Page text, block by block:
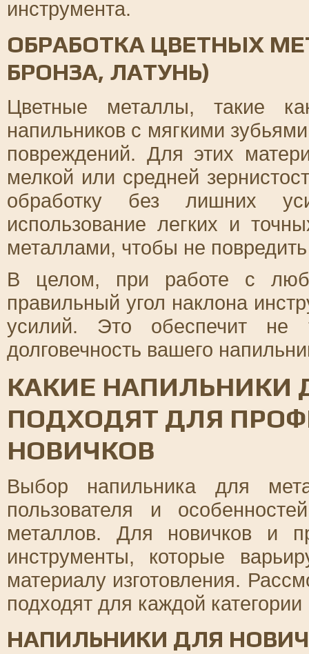
инструмента.
ОБРАБОТКА ЦВЕТНЫХ
БРОНЗА, ЛАТУНЬ)
Цветные металлы, такие
напильников с мягкими
повреждений. Для этих
мелкой или средней
обработку без лишних
использование легких и
металлами, чтобы не
В целом, при работе с
правильный угол наклона
усилий. Это обеспечит не
долговечность вашего
КАКИЕ НАПИЛЬНИКИ
ПОДХОДЯТ ДЛЯ
НОВИЧКОВ
Выбор напильника для
пользователя и
металлов. Для новичков и
инструменты, которые
материалу изготовления.
подходят для каждой категории
НАПИЛЬНИКИ ДЛЯ